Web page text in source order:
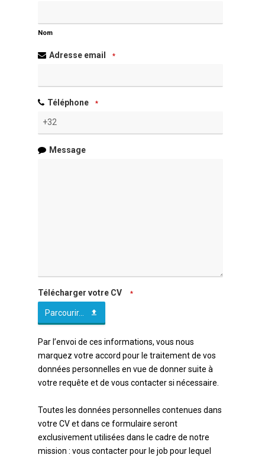
Nom
Adresse email *
Téléphone *
Message
Télécharger votre CV *
Parcourir...
Par l’envoi de ces informations, vous nous
marquez votre accord pour le traitement de vos
données personnelles en vue de donner suite à
votre requête et de vous contacter si nécessaire.
Toutes les données personnelles contenues dans
votre CV et dans ce formulaire seront
exclusivement utilisées dans le cadre de notre
mission : vous contacter pour le job pour lequel